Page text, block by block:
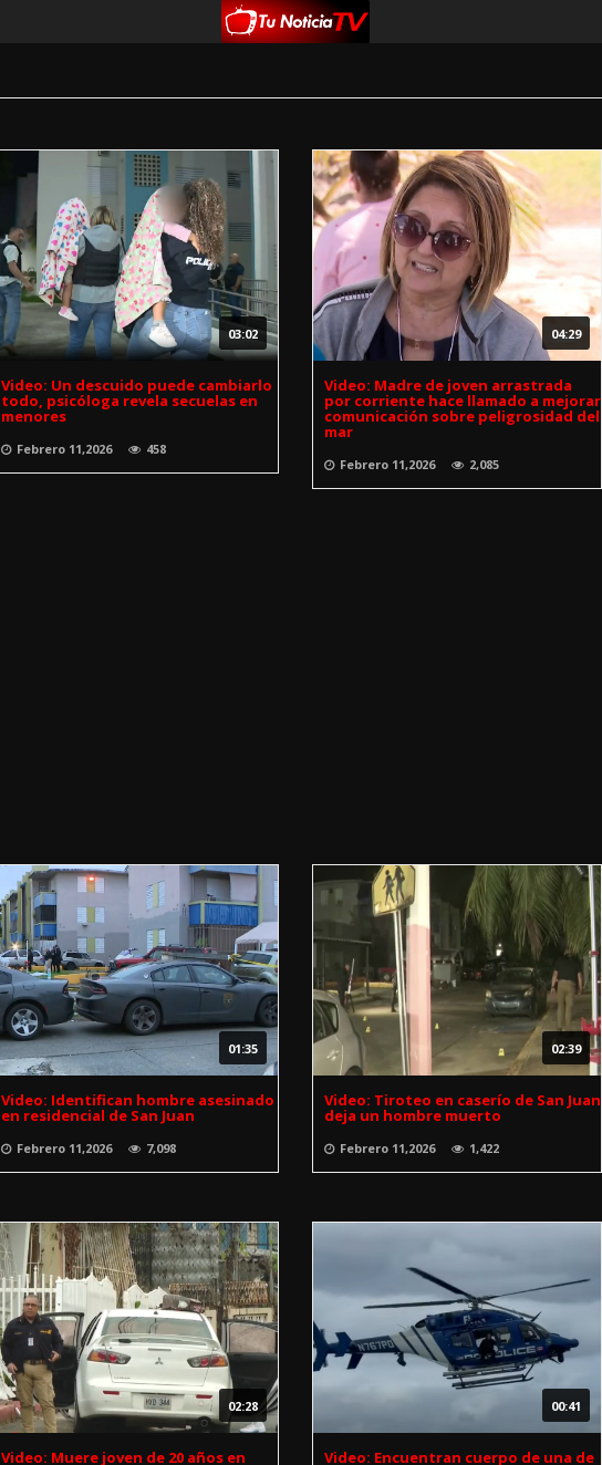
03:02
Video: Un descuido puede cambiarlo
todo, psicóloga revela secuelas en
menores
Febrero 11,2026 458
04:29
Video: Madre de joven arrastrada
por corriente hace llamado a mejorar
comunicación sobre peligrosidad del
mar
Febrero 11,2026 2,085
01:35
Video: Identifican hombre asesinado
en residencial de San Juan
Febrero 11,2026 7,098
02:39
Video: Tiroteo en caserío de San Juan
deja un hombre muerto
Febrero 11,2026 1,422
02:28
Video: Muere joven de 20 años en
00:41
Video: Encuentran cuerpo de una de